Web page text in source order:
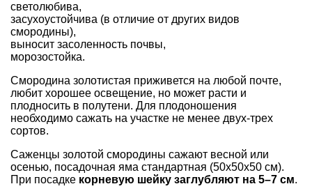
светолюбива,
засухоустойчива (в отличие от других видов
смородины),
выносит засоленность почвы,
морозостойка.
Смородина золотистая приживется на любой почте,
любит хорошее освещение, но может расти и
плодносить в полутени. Для плодоношения
необходимо сажать на участке не менее двух-трех
сортов.
Саженцы золотой смородины сажают весной или
осенью, посадочная яма стандартная (50х50х50 см).
При посадке корневую шейку заглубляют на 5–7 см.